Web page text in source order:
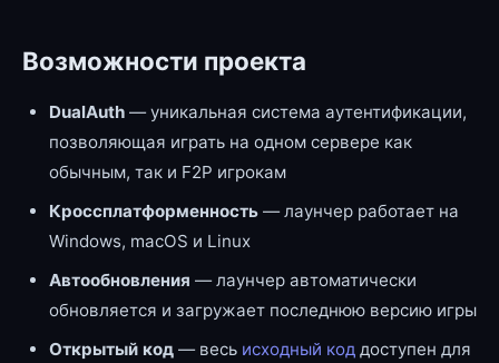
Возможности проекта
DualAuth — уникальная система аутентификации,
позволяющая играть на одном сервере как
обычным, так и F2P игрокам
Кроссплатформенность — лаунчер работает на
Windows, macOS и Linux
Автообновления — лаунчер автоматически
обновляется и загружает последнюю версию игры
Открытый код — весь исходный код доступен для